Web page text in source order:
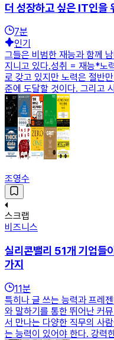
더 성장하고 싶은 IT인을
7분
인기
그들은 비범한 재능과 함께
지니고 있다.성취 = 재능*노
로 갖고 있지만 노력은 절반
준에 도달할 것이다. 그리고
조영수
스크랩
비즈니스
실리콘밸리 51개 기업들
가지
11분
특히나 글 쓰는 능력과 프레
와 말하기를 통한 뛰어난 커
서 만나는 다양한 직무의 사
는 능력이 있어야 한다. 강력